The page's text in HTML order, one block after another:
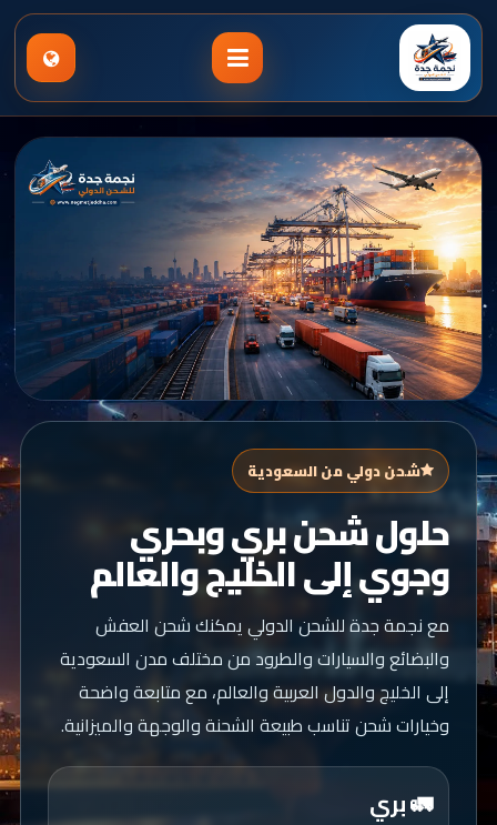
شحن دولي من السعودية
حلول شحن بري وبحري
وجوي إلى الخليج والعالم
مع نجمة جدة للشحن الدولي يمكنك شحن العفش
والبضائع والسيارات والطرود من مختلف مدن السعودية
إلى الخليج والدول العربية والعالم، مع متابعة واضحة
وخيارات شحن تناسب طبيعة الشحنة والوجهة والميزانية.
🚛 بري